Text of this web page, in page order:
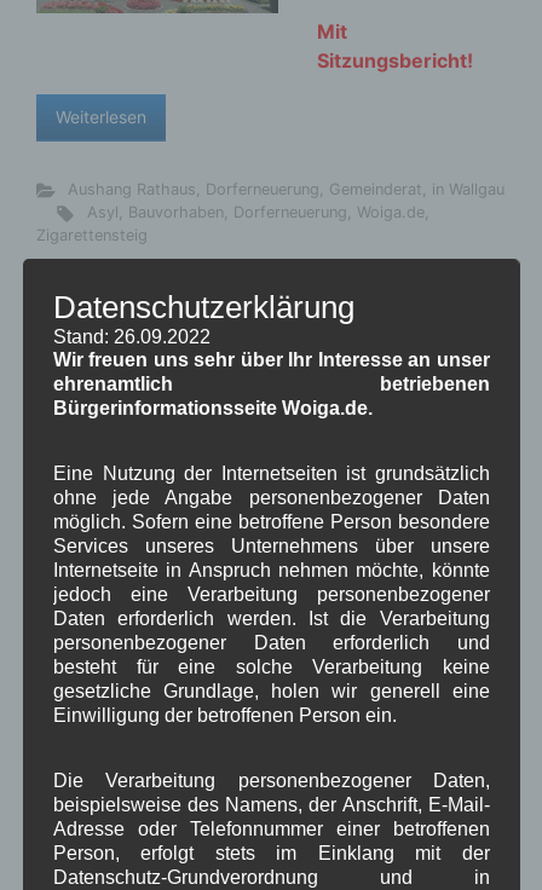
Mit
Sitzungsbericht!
Weiterlesen
Aushang Rathaus, Dorferneuerung, Gemeinderat, in Wallgau
Asyl, Bauvorhaben, Dorferneuerung, Woiga.de,
Zigarettensteig
Sperrung der Mautstraße
Vorderriß
Bekanntmachu
Nach Informationen
des zuständigen
Forstbetriebs Bad
Tölz, ist die
Mautstraße
zwischen Wallgau und Vorderriß von Montag
19.10.2015 08:00 Uhr bis Mittwoch 21.10.2015
18:00 Uhr wegen Fahrbahnarbeiten komplett
gesperrt.
Quelle: Aushang am Rathaus Wallgau
Aushang Rathaus um Wallgau Bauvorhaben, Verkehr
Datenschutzerklärung
Stand: 26.09.2022
Wir freuen uns sehr über Ihr Interesse an unser
ehrenamtlich betriebenen
Bürgerinformationsseite Woiga.de.
Eine Nutzung der Internetseiten ist grundsätzlich
ohne jede Angabe personenbezogener Daten
möglich. Sofern eine betroffene Person besondere
Services unseres Unternehmens über unsere
Internetseite in Anspruch nehmen möchte, könnte
jedoch eine Verarbeitung personenbezogener
Daten erforderlich werden. Ist die Verarbeitung
personenbezogener Daten erforderlich und
besteht für eine solche Verarbeitung keine
gesetzliche Grundlage, holen wir generell eine
Einwilligung der betroffenen Person ein.
Die Verarbeitung personenbezogener Daten,
beispielsweise des Namens, der Anschrift, E-Mail-
Adresse oder Telefonnummer einer betroffenen
Person, erfolgt stets im Einklang mit der
Datenschutz-Grundverordnung und in